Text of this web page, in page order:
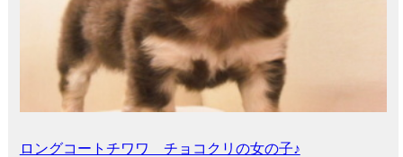
ロングコートチワワ チョコクリの女の子♪